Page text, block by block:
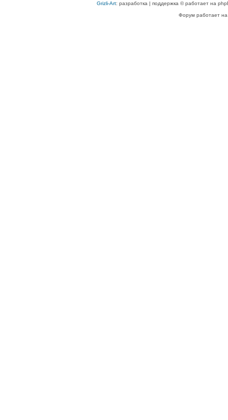
Grizli-Art: разработка | поддержка © работает на
Форум работает